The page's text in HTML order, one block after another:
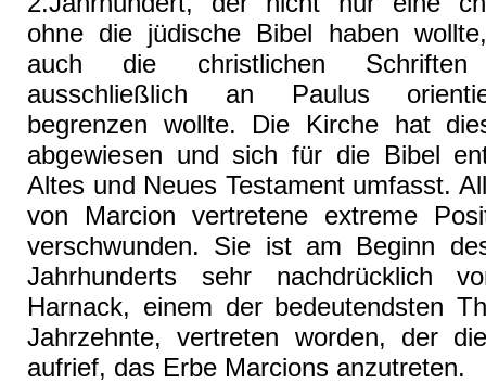
ohne die jüdische Bibel haben
auch die christlichen
ausschließlich an Paulus
begrenzen wollte. Die Kirche hat
abgewiesen und sich für die Bibel
Altes und Neues Testament umfasst.
von Marcion vertretene extreme
verschwunden. Sie ist am Beginn
Jahrhunderts sehr nachdrücklich
Harnack, einem der bedeutendsten
Jahrzehnte, vertreten worden, der
aufrief, das Erbe Marcions anzutreten.